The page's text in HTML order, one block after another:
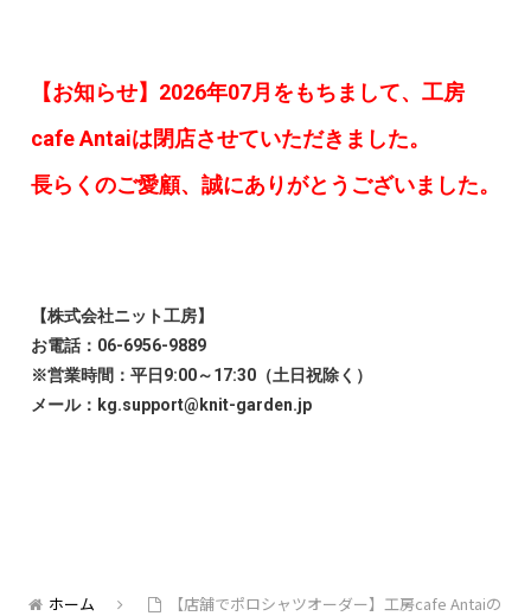
【お知らせ】2026年07月をもちまして、工房
cafe Antaiは閉店させていただきました。
長らくのご愛顧、誠にありがとうございました。
【株式会社ニット工房】
お電話：06-6956-9889
※営業時間：平日9:00～17:30（土日祝除く）
メール：kg.support@knit-garden.jp
ホーム
【店舗でポロシャツオーダー】工房cafe Antaiの